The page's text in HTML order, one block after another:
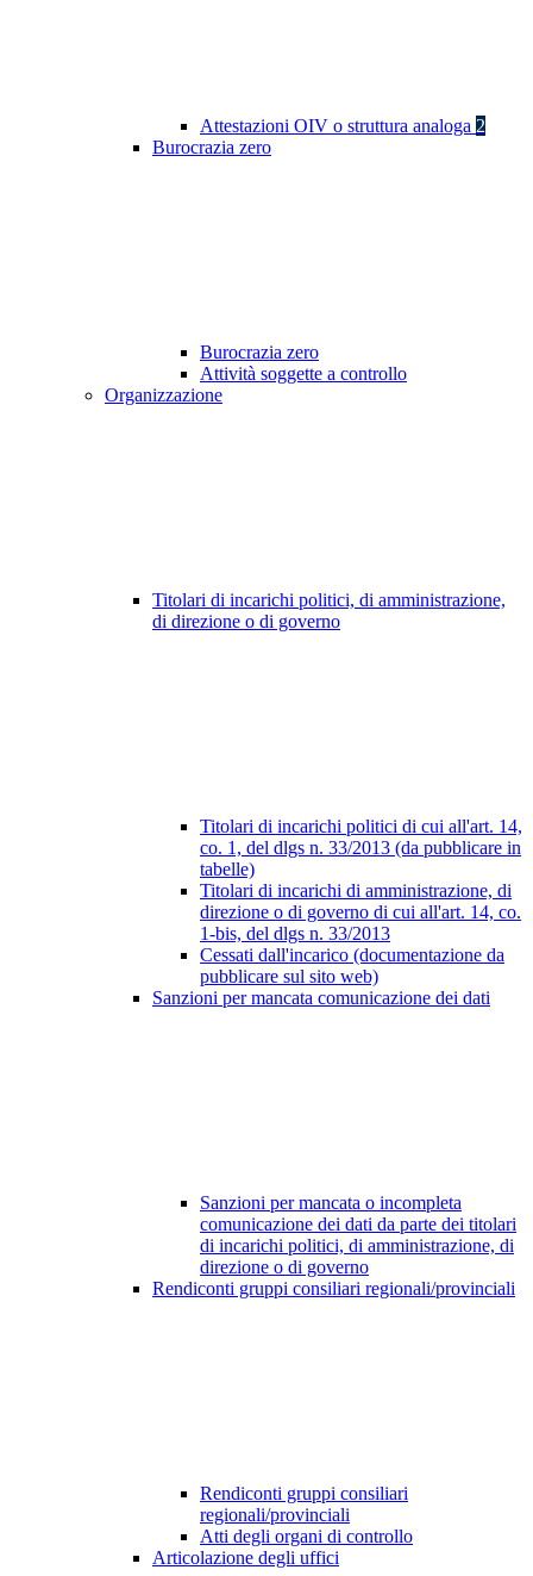
Attestazioni OIV o struttura analoga 2
Burocrazia zero
Burocrazia zero
Attività soggette a controllo
Organizzazione
Titolari di incarichi politici, di amministrazione,
di direzione o di governo
Titolari di incarichi politici di cui all'art. 14,
co. 1, del dlgs n. 33/2013 (da pubblicare in
tabelle)
Titolari di incarichi di amministrazione, di
direzione o di governo di cui all'art. 14, co.
1-bis, del dlgs n. 33/2013
Cessati dall'incarico (documentazione da
pubblicare sul sito web)
Sanzioni per mancata comunicazione dei dati
Sanzioni per mancata o incompleta
comunicazione dei dati da parte dei titolari
di incarichi politici, di amministrazione, di
direzione o di governo
Rendiconti gruppi consiliari regionali/provinciali
Rendiconti gruppi consiliari
regionali/provinciali
Atti degli organi di controllo
Articolazione degli uffici